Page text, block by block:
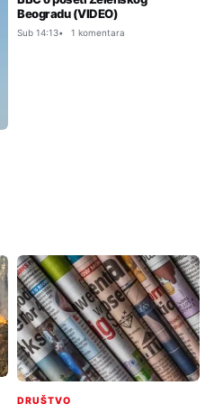
Beogradu (VIDEO)
Sub 14:13 1 komentara
DRUŠTVO